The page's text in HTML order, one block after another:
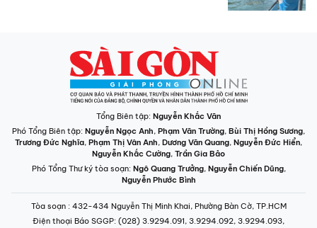
Tổng Biên tập: Nguyễn Khắc Văn
Phó Tổng Biên tập: Nguyễn Ngọc Anh, Phạm Văn Trường, Bùi Thị Hồng Sương,
Trương Đức Nghĩa, Phạm Thị Vân Anh, Dương Văn Quang, Nguyễn Đức Hiển,
Nguyễn Khắc Cường, Trần Gia Bảo
Phó Tổng Thư ký tòa soạn: Ngô Quang Trưởng, Nguyễn Chiến Dũng,
Nguyễn Phước Bình
Tòa soạn : 432-434 Nguyễn Thị Minh Khai, Phường Bàn Cờ, TP.HCM
Điện thoại Báo SGGP: (028) 3.9294.091, 3.9294.092, 3.9294.093,